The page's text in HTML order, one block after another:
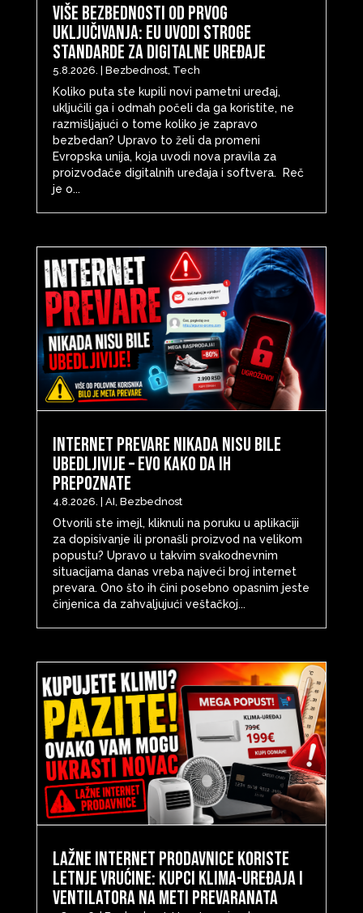
Više bezbednosti od prvog
uključivanja: EU uvodi stroge
standarde za digitalne uređaje
5.8.2026. Bezbednost, Tech
Koliko puta ste kupili novi pametni uređaj,
uključili ga i odmah počeli da ga koristite, ne
razmišljajući o tome koliko je zapravo
bezbedan? Upravo to želi da promeni
Evropska unija, koja uvodi nova pravila za
proizvođače digitalnih uređaja i softvera. Reč
je o...
Internet prevare nikada nisu bile
ubedljivije – evo kako da ih
prepoznate
4.8.2026. | AI Bezbednost
Otvorili ste imejl, kliknuli na poruku u aplikaciji
za dopisivanje ili pronašli proizvod na velikom
popustu? Upravo u takvim svakodnevnim
situacijama danas vreba najveći broj internet
prevara. Ono što ih čini posebno opasnim jeste
činjenica da zahvaljujući veštačkoj...
Lažne internet prodavnice koriste
letnje vrućine: Kupci klima-uređaja i
ventilatora na meti prevaranata